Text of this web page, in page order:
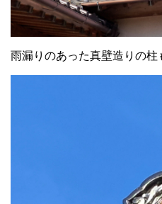
雨漏りのあった真壁造りの柱